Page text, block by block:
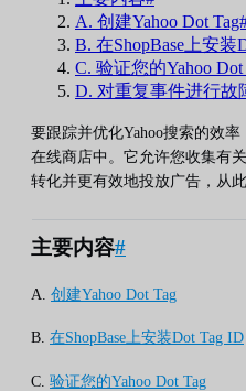
A. 创建Yahoo Dot
B. 在ShopBase上安装
C. 验证您的Yahoo Dot
D. 对重复事件进行故
要跟踪并优化Yahoo搜索的效率
在线商店中。它允许您收集有
转化并更有效地投放广告，从
主要内容#
A. 创建Yahoo Dot Tag
B. 在ShopBase上安装Dot Tag ID
C. 验证您的Yahoo Dot Tag